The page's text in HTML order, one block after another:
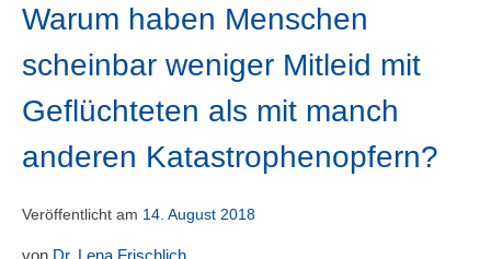
Warum haben Menschen
scheinbar weniger Mitleid mit
Geflüchteten als mit manch
anderen Katastrophenopfern?
Veröffentlicht am 14. August 2018
von Dr. Lena Frischlich